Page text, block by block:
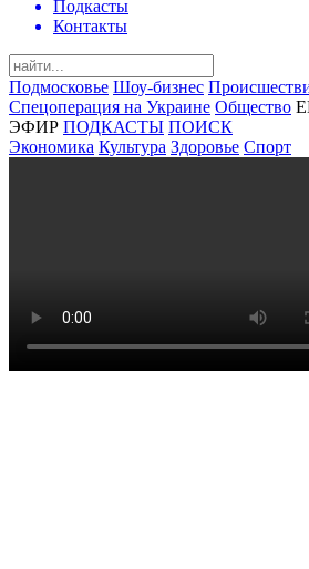
Подкасты
Контакты
Подмосковье Шоу-бизнес
Спецоперация на Украине Общество
ЭФИР ПОДКАСТЫ ПОИСК
Экономика Культура Здоровье Спорт